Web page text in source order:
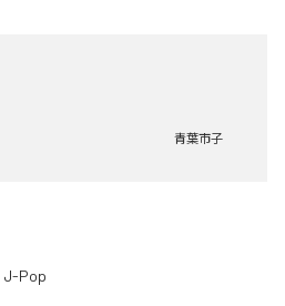
青葉市子
J-Pop